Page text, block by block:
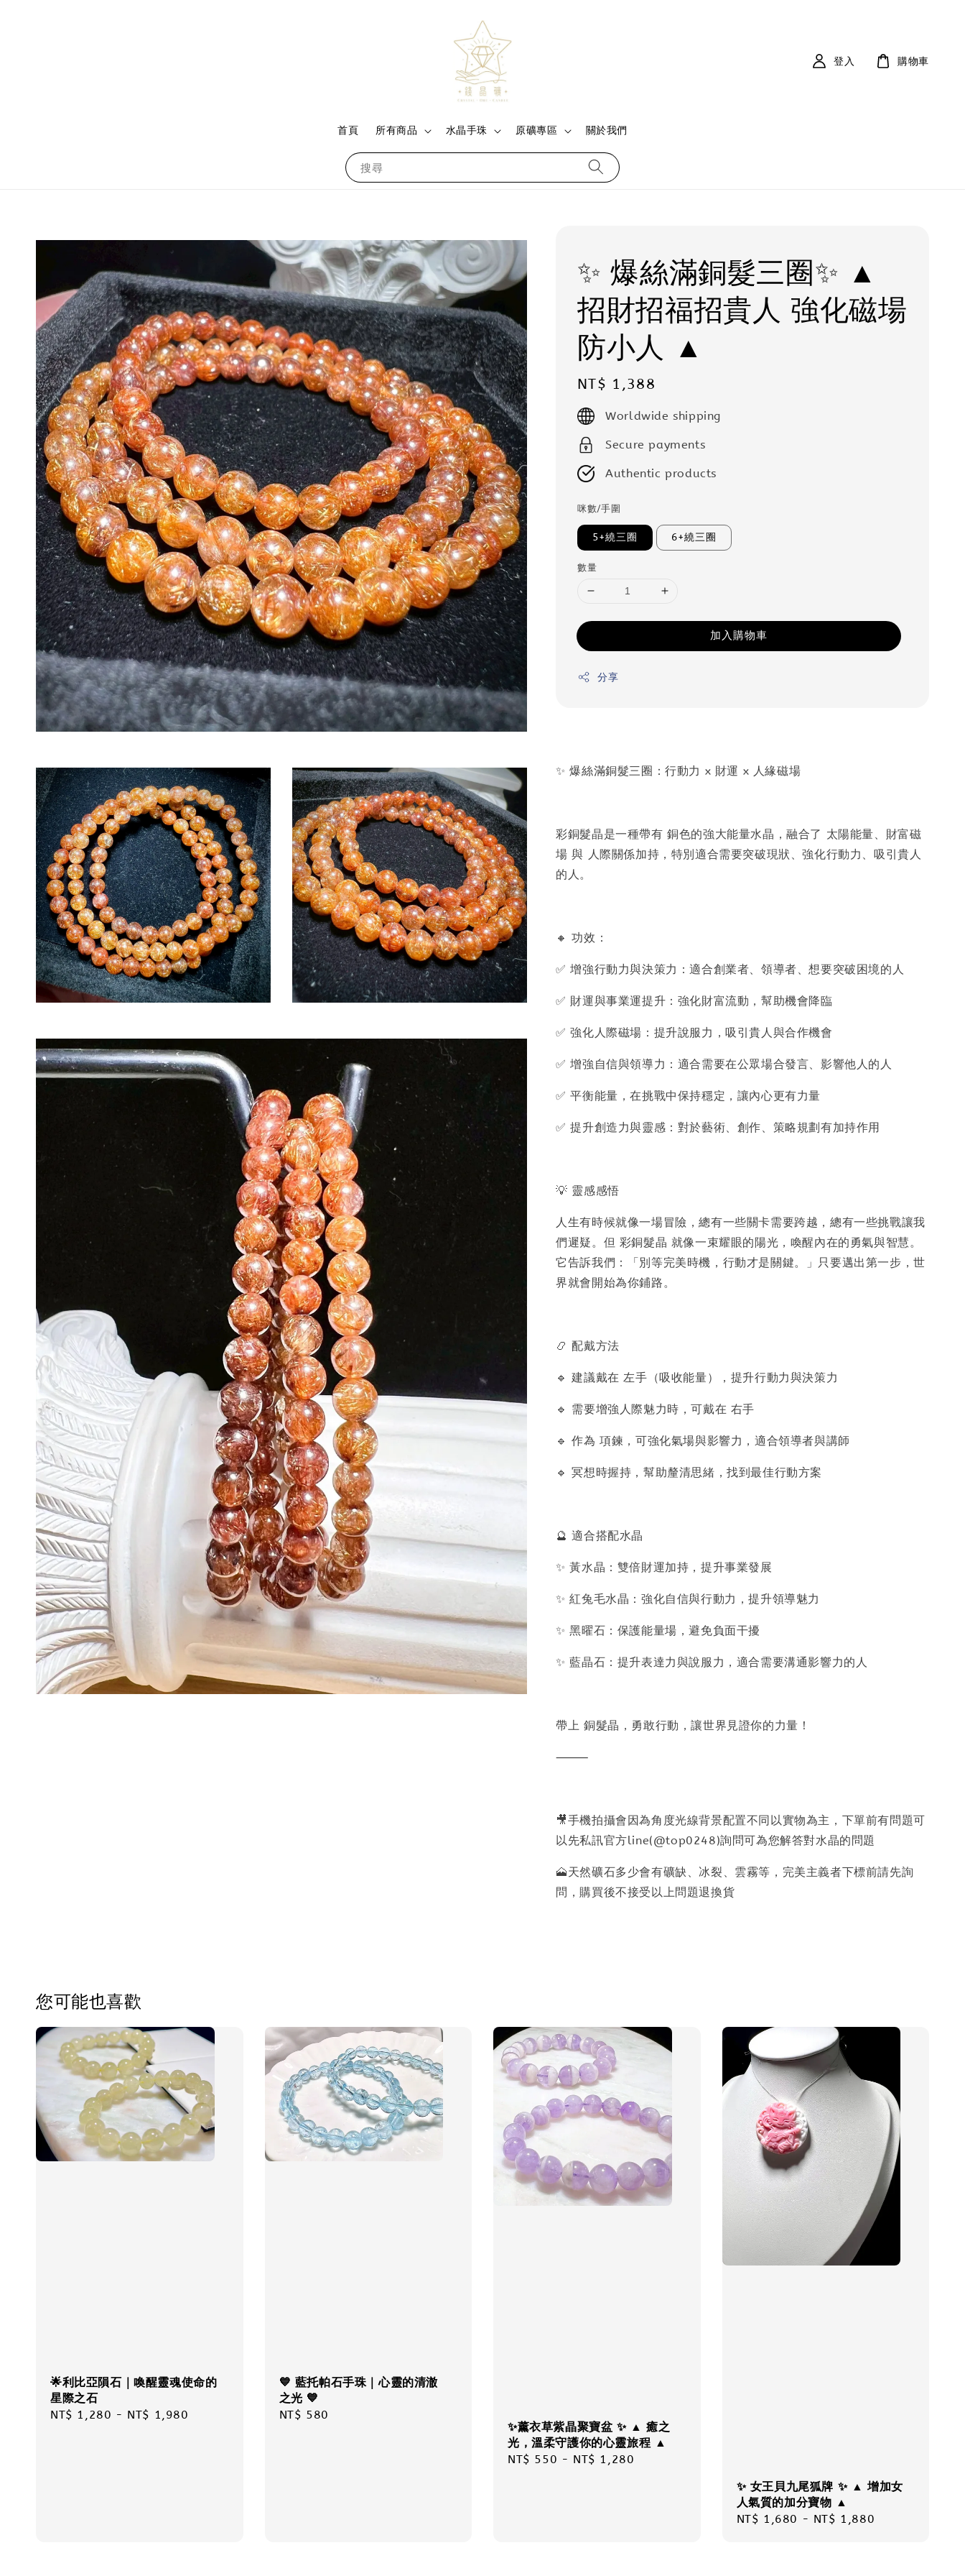
搜尋
首頁 所有商品 水晶手珠 原礦專區 關於我們
登入 購物車
✨ 爆絲滿銅髮三圈✨ ▲
招財招福招貴人 強化磁場
防小人 ▲
Regular
price
NT$ 1,388
Worldwide shipping
Secure payments
Authentic products
咪數/手圍
5+繞三圈 6+繞三圈
數量
加入購物車
分享
✨ 爆絲滿銅髮三圈：行動力 x 財運 x 人緣磁場
彩銅髮晶是一種帶有 銅色的強大能量水晶，融合了 太陽能量、財富磁
場 與 人際關係加持，特別適合需要突破現狀、強化行動力、吸引貴人
的人。
🔸 功效：
✅ 增強行動力與決策力：適合創業者、領導者、想要突破困境的人
✅ 財運與事業運提升：強化財富流動，幫助機會降臨
✅ 強化人際磁場：提升說服力，吸引貴人與合作機會
✅ 增強自信與領導力：適合需要在公眾場合發言、影響他人的人
✅ 平衡能量，在挑戰中保持穩定，讓內心更有力量
✅ 提升創造力與靈感：對於藝術、創作、策略規劃有加持作用
💡 靈感感悟
人生有時候就像一場冒險，總有一些關卡需要跨越，總有一些挑戰讓我
們遲疑。但 彩銅髮晶 就像一束耀眼的陽光，喚醒內在的勇氣與智慧。
它告訴我們：「別等完美時機，行動才是關鍵。」只要邁出第一步，世
界就會開始為你鋪路。
📿 配戴方法
🔹 建議戴在 左手（吸收能量），提升行動力與決策力
🔹 需要增強人際魅力時，可戴在 右手
🔹 作為 項鍊，可強化氣場與影響力，適合領導者與講師
🔹 冥想時握持，幫助釐清思緒，找到最佳行動方案
🔮 適合搭配水晶
✨ 黃水晶：雙倍財運加持，提升事業發展
✨ 紅兔毛水晶：強化自信與行動力，提升領導魅力
✨ 黑曜石：保護能量場，避免負面干擾
✨ 藍晶石：提升表達力與說服力，適合需要溝通影響力的人
帶上 銅髮晶，勇敢行動，讓世界見證你的力量！
⸻
🎥手機拍攝會因為角度光線背景配置不同以實物為主，下單前有問題可
以先私訊官方line(@top0248)詢問可為您解答對水晶的問題
🗻天然礦石多少會有礦缺、冰裂、雲霧等，完美主義者下標前請先詢
問，購買後不接受以上問題退換貨
您可能也喜歡
🌟利比亞隕石｜喚醒靈魂使命的
星際之石
Regular
NT$ 1,280 - NT$ 1,980
💙 藍托帕石手珠｜心靈的清澈
之光 💙
Regular
NT$ 580
✨薰衣草紫晶聚寶盆 ✨ ▲ 癒之
光，溫柔守護你的心靈旅程 ▲
Regular
NT$ 550 - NT$ 1,280
✨ 女王貝九尾狐牌 ✨ ▲ 增加女
人氣質的加分寶物 ▲
Regular
NT$ 1,680 - NT$ 1,880